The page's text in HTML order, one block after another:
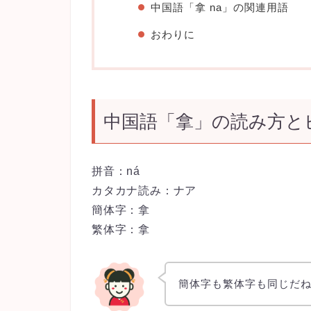
中国語「拿 na」の関連用語
おわりに
中国語「拿」の読み方と
拼音：ná
カタカナ読み：ナア
簡体字：拿
繁体字：拿
簡体字も繁体字も同じだね